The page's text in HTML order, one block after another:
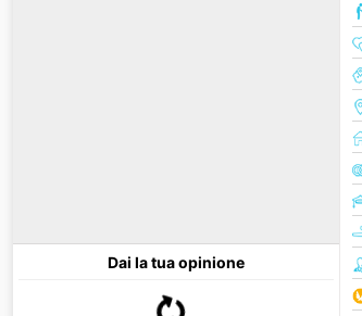
Dai la tua opinione